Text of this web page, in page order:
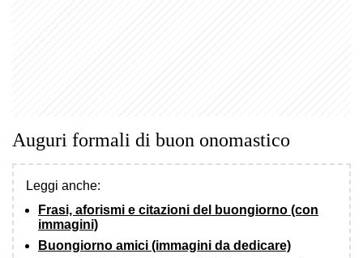
Auguri formali di buon onomastico
Leggi anche:
Frasi, aforismi e citazioni del buongiorno (con
immagini)
Buongiorno amici (immagini da dedicare)